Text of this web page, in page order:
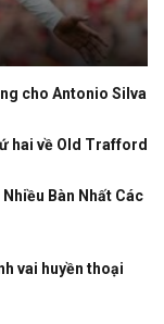
cho Antonio Silva
hai về Old Trafford
Bàn Nhất Các
vai huyền thoại